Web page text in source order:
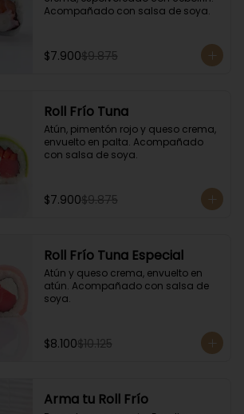
Acompañado con salsa de soya.
$7.900$9.875
Roll Frío Tuna
Atún, pimentón rojo y queso crema,
envuelto en palta. Acompañado
con salsa de soya.
$7.900$9.875
Roll Frío Tuna Especial
Atún y queso crema, envuelto en
atún. Acompañado con salsa de
soya.
$8.100$10.125
Arma tu Roll Frío